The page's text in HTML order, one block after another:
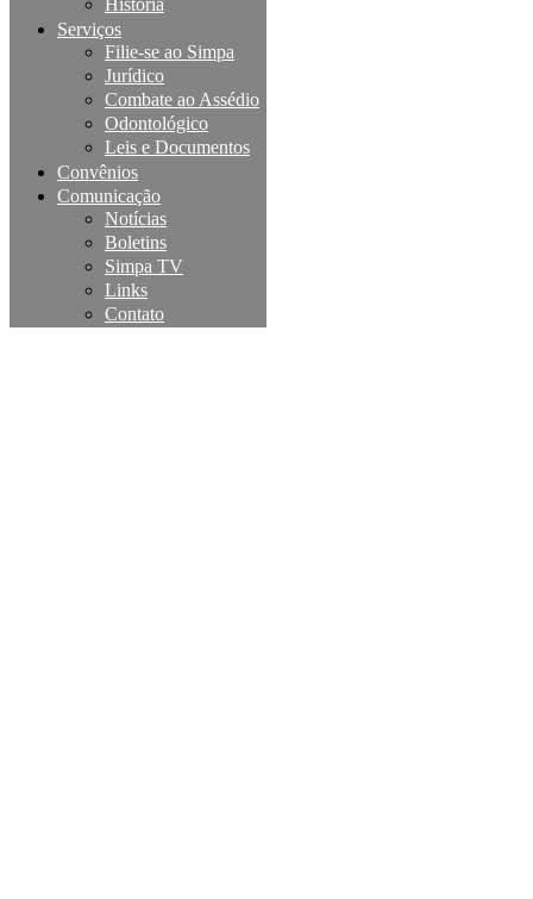
Serviços
Filie-se ao Simpa
Jurídico
Combate ao Assédio
Odontológico
Leis e Documentos
Convênios
Comunicação
Notícias
Boletins
Simpa TV
Links
Contato